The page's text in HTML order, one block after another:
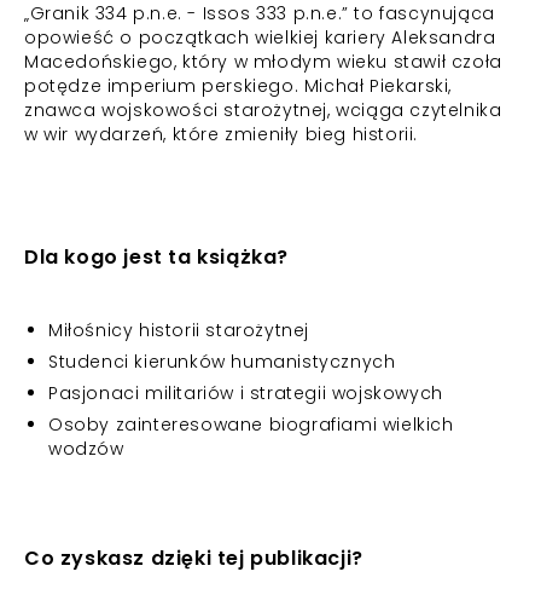
„Granik 334 p.n.e. - Issos 333 p.n.e.” to fascynująca
opowieść o początkach wielkiej kariery Aleksandra
Macedońskiego, który w młodym wieku stawił czoła
potędze imperium perskiego. Michał Piekarski,
znawca wojskowości starożytnej, wciąga czytelnika
w wir wydarzeń, które zmieniły bieg historii.
Dla kogo jest ta książka?
Miłośnicy historii starożytnej
Studenci kierunków humanistycznych
Pasjonaci militariów i strategii wojskowych
Osoby zainteresowane biografiami wielkich
wodzów
Co zyskasz dzięki tej publikacji?